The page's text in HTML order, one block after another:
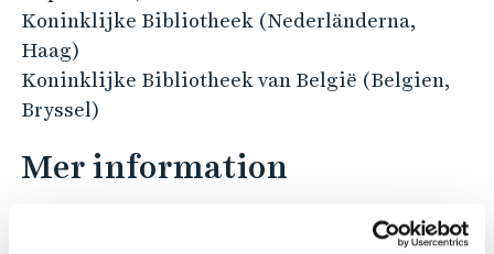
s
t
i
u
Koninklijke Bibliotheek (Nederländerna,
Haag)
Koninklijke Bibliotheek van België (Belgien,
Bryssel)
Mer information
allmänhet, och detta ER-projekt i synnerhet, se: